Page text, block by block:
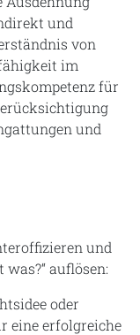
und
von
im
für
und
und
auflösen:
oder
eine erfolgreiche